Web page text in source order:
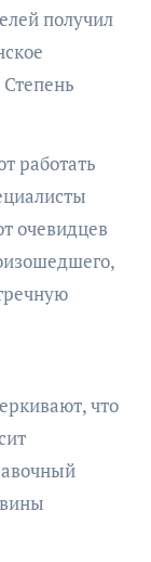
получил
работать
очевидцев
что